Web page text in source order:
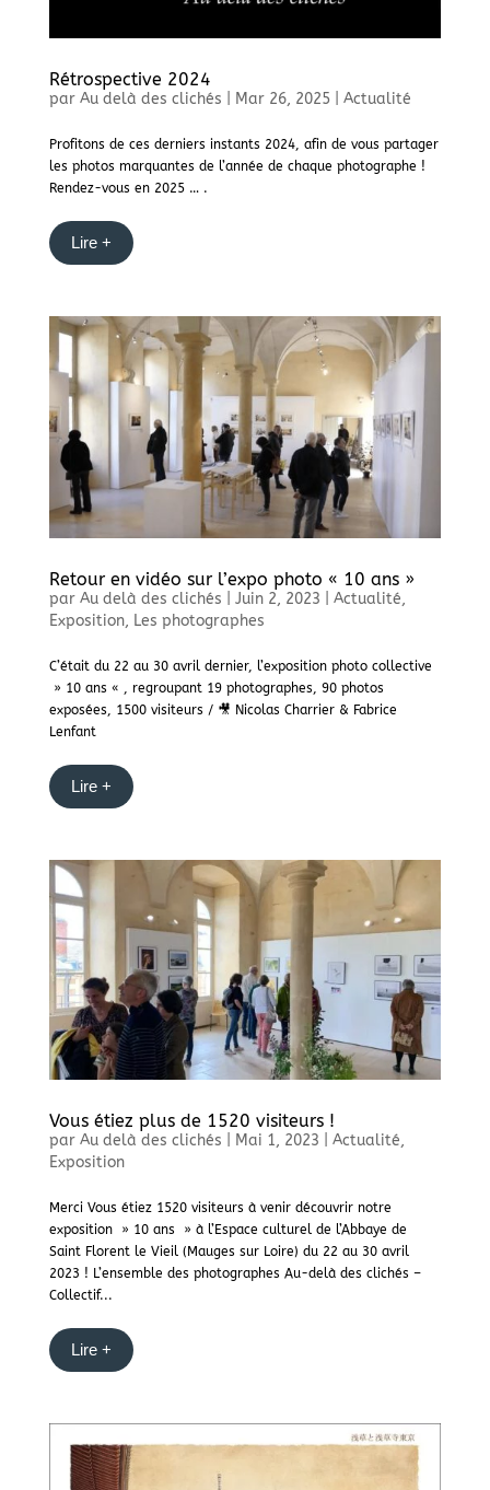
Rétrospective 2024
par Au delà des clichés Mar 26, 2025| Actualité
Profitons de ces derniers instants 2024, afin de vous partager
les photos marquantes de l’année de chaque photographe !
Rendez-vous en 2025 … .
Lire +
Retour en vidéo sur l’expo photo « 10 ans »
par Au delà des clichés Juin 2, 2023 Actualité,
Exposition, Les photographes
C’était du 22 au 30 avril dernier, l’exposition photo collective
» 10 ans « , regroupant 19 photographes, 90 photos
exposées, 1500 visiteurs / 🎥 Nicolas Charrier & Fabrice
Lenfant
Lire +
Vous étiez plus de 1520 visiteurs !
par Au delà des clichés Mai 1, 2023 Actualité,
Exposition
Merci Vous étiez 1520 visiteurs à venir découvrir notre
exposition » 10 ans » à l’Espace culturel de l’Abbaye de
Saint Florent le Vieil (Mauges sur Loire) du 22 au 30 avril
2023 ! L’ensemble des photographes Au-delà des clichés –
Collectif...
Lire +